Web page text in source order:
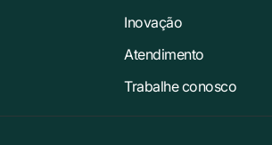
Inovação
Atendimento
Trabalhe conosco